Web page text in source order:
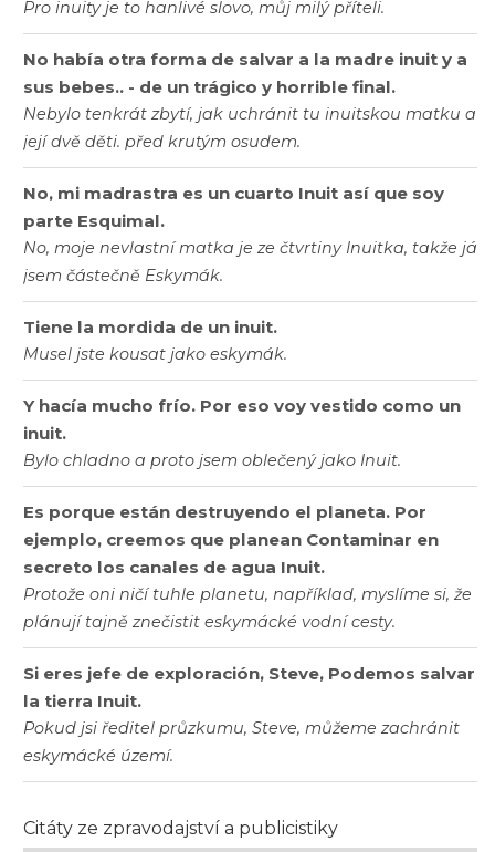
Pro inuity je to hanlivé slovo, můj milý příteli.
No había otra forma de salvar a la madre inuit y a
sus bebes.. - de un trágico y horrible final.
Nebylo tenkrát zbytí, jak uchránit tu inuitskou matku a
její dvě děti. před krutým osudem.
No, mi madrastra es un cuarto Inuit así que soy
parte Esquimal.
No, moje nevlastní matka je ze čtvrtiny Inuitka, takže já
jsem částečně Eskymák.
Tiene la mordida de un inuit.
Musel jste kousat jako eskymák.
Y hacía mucho frío. Por eso voy vestido como un
inuit.
Bylo chladno a proto jsem oblečený jako Inuit.
Es porque están destruyendo el planeta. Por
ejemplo, creemos que planean Contaminar en
secreto los canales de agua Inuit.
Protože oni ničí tuhle planetu, například, myslíme si, že
plánují tajně znečistit eskymácké vodní cesty.
Si eres jefe de exploración, Steve, Podemos salvar
la tierra Inuit.
Pokud jsi ředitel průzkumu, Steve, můžeme zachránit
eskymácké území.
Citáty ze zpravodajství a publicistiky